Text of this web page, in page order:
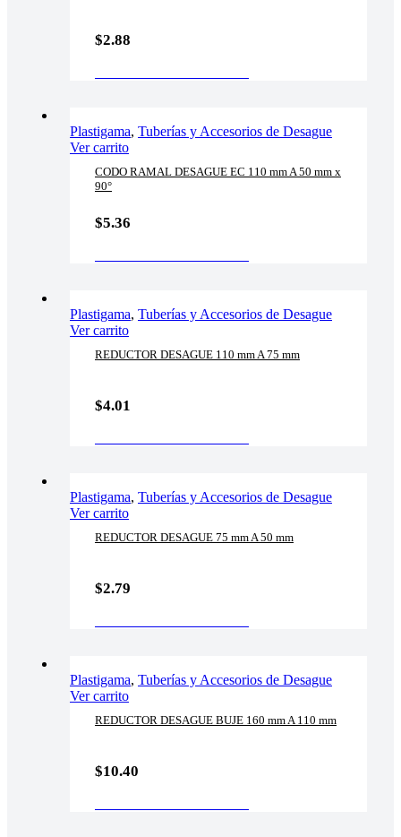
$2.88
Plastigama, Tuberías y Accesorios de Desague
Ver carrito
CODO RAMAL DESAGUE EC 110 mm A 50 mm x
90°
$5.36
Plastigama, Tuberías y Accesorios de Desague
Ver carrito
REDUCTOR DESAGUE 110 mm A 75 mm
$4.01
Plastigama, Tuberías y Accesorios de Desague
Ver carrito
REDUCTOR DESAGUE 75 mm A 50 mm
$2.79
Plastigama, Tuberías y Accesorios de Desague
Ver carrito
REDUCTOR DESAGUE BUJE 160 mm A 110 mm
$10.40